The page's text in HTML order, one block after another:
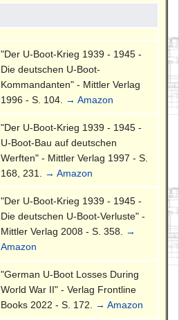
"Der U-Boot-Krieg 1939 - 1945 -
Die deutschen U-Boot-
Kommandanten" - Mittler Verlag
1996 - S. 104.
→ Amazon
"Der U-Boot-Krieg 1939 - 1945 -
U-Boot-Bau auf deutschen
Werften" - Mittler Verlag 1997 - S.
168, 231.
→ Amazon
"Der U-Boot-Krieg 1939 - 1945 -
Die deutschen U-Boot-Verluste" -
Mittler Verlag 2008 - S. 358.
→
Amazon
"German U-Boot Losses During
World War II" - Verlag Frontline
Books 2022 - S. 172.
→ Amazon